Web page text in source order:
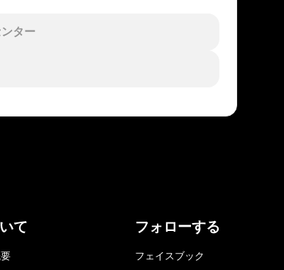
ター
て フォローする
フェイスブック